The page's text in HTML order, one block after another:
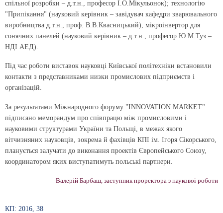
спільної розробки – д.т.н., професор І.О.Мікульонок); технологію
"Припікання" (науковий керівник – завідувач кафедри зварювального
виробництва д.т.н., проф. В.В.Квасницький), мікроінвертор для
сонячних панелей (науковий керівник – д.т.н., професор Ю.М.Туз –
НДІ АЕД).
Під час роботи виставок науковці Київської політехніки встановили
контакти з представниками низки промислових підприємств і
організацій.
За результатами Міжнародного форуму "INNOVATION MARKET"
підписано меморандум про співпрацю між промисловими і
науковими структурами України та Польщі, в межах якого
вітчизняних науковців, зокрема й фахівців КПІ ім. Ігоря Сікорського,
планується залучати до виконання проектів Європейського Союзу,
координатором яких виступатимуть польські партнери.
Валерій Барбаш, заступник проректора з наукової роботи
КП: 2016, 38